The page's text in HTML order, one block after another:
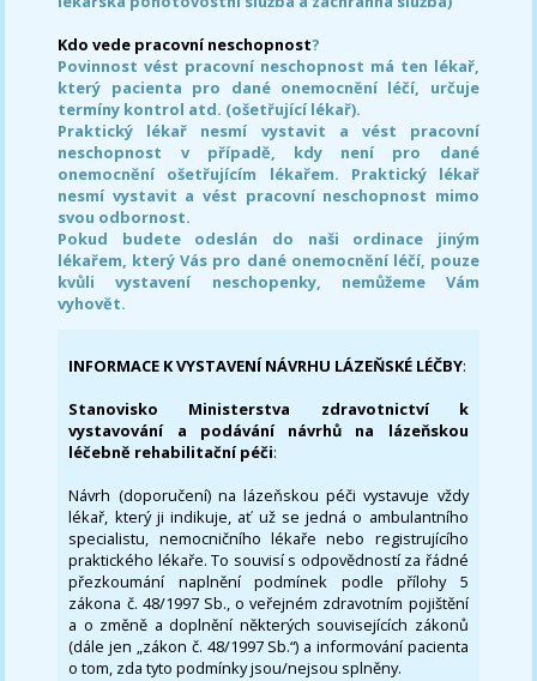
Kdo vede pracovní neschopnost?
Povinnost vést pracovní neschopnost má ten lékař,
který pacienta pro dané onemocnění léčí, určuje
termíny kontrol atd. (ošetřující lékař).
Praktický lékař nesmí vystavit a vést pracovní
neschopnost v případě, kdy není pro dané
onemocnění ošetřujícím lékařem. Praktický lékař
nesmí vystavit a vést pracovní neschopnost mimo
svou odbornost.
Pokud budete odeslán do naši ordinace jiným
lékařem, který Vás pro dané onemocnění léčí, pouze
kvůli vystavení neschopenky, nemůžeme Vám
vyhovět.
INFORMACE K VYSTAVENÍ NÁVRHU LÁZEŇSKÉ LÉČBY:
Stanovisko Ministerstva zdravotnictví k
vystavování a podávání návrhů na lázeňskou
léčebně rehabilitační péči:
Návrh (doporučení) na lázeňskou péči vystavuje vždy
lékař, který ji indikuje, ať už se jedná o ambulantního
specialistu, nemocničního lékaře nebo registrujícího
praktického lékaře. To souvisí s odpovědností za řádné
přezkoumání naplnění podmínek podle přílohy 5
zákona č. 48/1997 Sb., o veřejném zdravotním pojištění
a o změně a doplnění některých souvisejících zákonů
(dále jen „zákon č. 48/1997 Sb.“) a informování pacienta
o tom, zda tyto podmínky jsou/nejsou splněny.